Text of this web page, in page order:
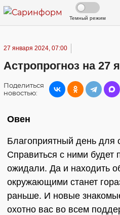
Темный режим
27 января 2024, 07:00
Астропрогноз на 27
Поделиться
новостью:
Овен
Благоприятный день для
Справиться с ними
ожидали. Да и находить
окружающими станет
раньше. И новые
охотно вас во всем